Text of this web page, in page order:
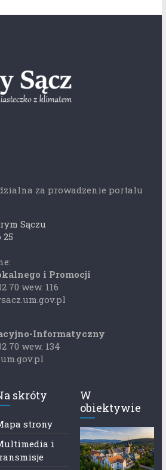
za prowadzenie portalu
Sączu
i Promocji
70 wew. 116
Informatyczny
70 wew. 134
skróty
strony
i
W
obiektywie